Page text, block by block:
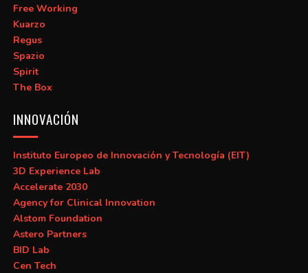
Free Working
Kuarzo
Regus
Spazio
Spirit
The Box
INNOVACIÓN
Instituto Europeo de Innovación y Tecnología (EIT)
3D Experience Lab
Accelerate 2030
Agency for Clinical Innovation
Alstom Foundation
Astero Partners
BID Lab
Cen Tech